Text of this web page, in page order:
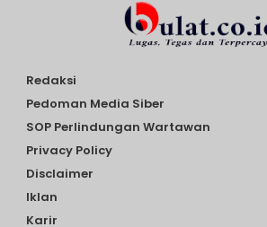
Redaksi
Pedoman Media Siber
SOP Perlindungan Wartawan
Privacy Policy
Disclaimer
Iklan
Karir